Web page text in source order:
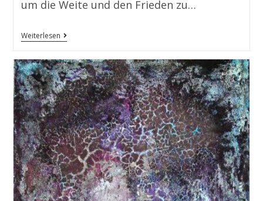
um die Weite und den Frieden zu…
Weiterlesen